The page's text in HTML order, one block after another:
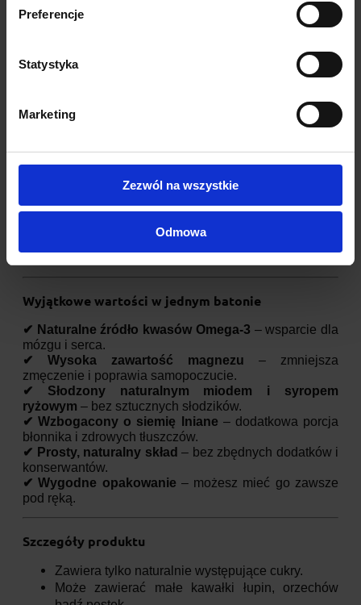
Preferencje
Statystyka
Marketing
Zezwól na wszystkie
Odmowa
nasycone
w tym kwasy
w tym cukry
Sól
Miedź
0,84 mg
1,84 mg
11 mg
Sposób przechowywania:
Wyjątkowe wartości w jednym batonie
✔ Naturalne źródło kwasów Omega-3 – wsparcie dla
mózgu i serca.
✔ Wysoka zawartość magnezu – zmniejsza
zmęczenie i poprawia samopoczucie.
✔ Słodzony naturalnym miodem i syropem
ryżowym – bez sztucznych słodzików.
✔ Wzbogacony o siemię lniane – dodatkowa porcja
błonnika i zdrowych tłuszczów.
✔ Prosty, naturalny skład – bez zbędnych dodatków i
konserwantów.
✔ Wygodne opakowanie – możesz mieć go zawsze
pod ręką.
Szczegóły produktu
Zawiera tylko naturalnie występujące cukry.
Może zawierać małe kawałki łupin, orzechów